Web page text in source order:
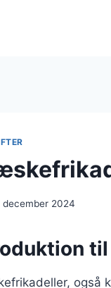
december 2024
også